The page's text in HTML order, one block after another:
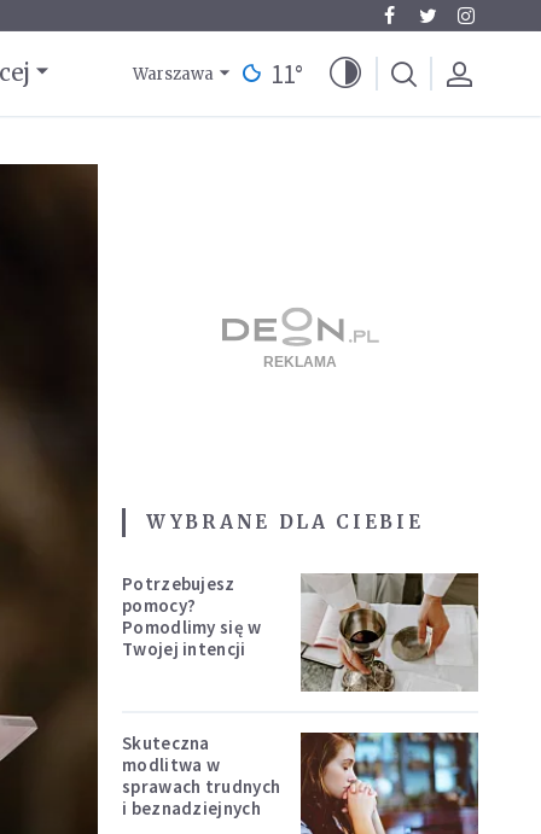
Warszawa 11°
WYBRANE DLA CIEBIE
Potrzebujesz
pomocy?
Pomodlimy się w
Twojej intencji
Skuteczna
modlitwa w
sprawach trudnych
i beznadziejnych